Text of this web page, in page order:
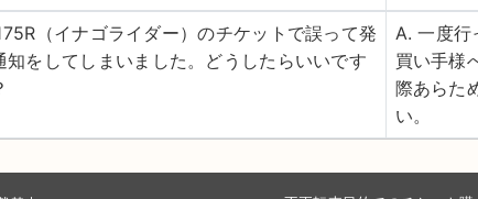
（イナゴライダー）のチケットで誤って発
知をしてしまいました。どうしたらいいです
A. 一度行
買い手様
際あらた
い。